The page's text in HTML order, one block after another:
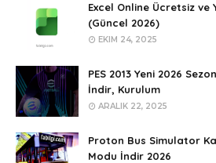
Excel Online Ücretsiz ve
(Güncel 2026)
EKIM 24, 2025
PES 2013 Yeni 2026
İndir, Kurulum
ARALIK 22, 2025
Proton Bus Simulator
Modu İndir 2026